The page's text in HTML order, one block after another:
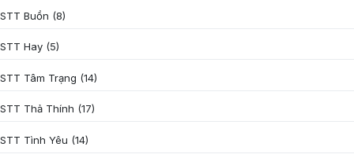
STT Buồn (8)
STT Hay (5)
STT Tâm Trạng (14)
STT Thả Thính (17)
STT Tình Yêu (14)